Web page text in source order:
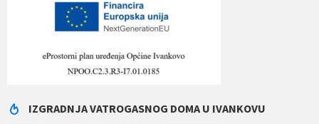
IZGRADNJA VATROGASNOG DOMA U IVANKOVU